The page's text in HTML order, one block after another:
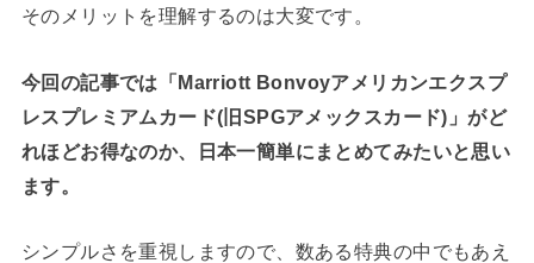
そのメリットを理解するのは大変です。
今回の記事では「Marriott Bonvoyアメリカンエクスプ
レスプレミアムカード(旧SPGアメックスカード)」がど
れほどお得なのか、日本一簡単にまとめてみたいと思い
ます。
シンプルさを重視しますので、数ある特典の中でもあえ